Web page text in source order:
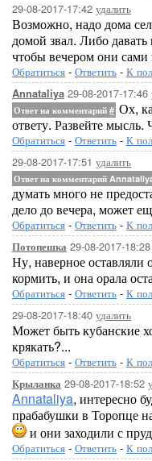
29-08-2017-17:42 удалить
Возможно, надо дома
домой звал. Либо
чтобы вечером они
Обратиться - Ответить - К
Annataliya 29-08-2017-17:46
Ответ на комментарий # Ох,
ответу. Развейте мысль.
Обратиться - Ответить - К
29-08-2017-17:51 удалить
Ответ на комментарий
думать много не
дело до вечера, может
Обратиться - Ответить - К
Потопешка 29-08-2017-18:28
Ну, наверное оставляли
кормить, и она орала
Обратиться - Ответить - К
29-08-2017-18:40 удалить
Может быть кубанские
крякать?...
Обратиться - Ответить - К
Крыланка 29-08-2017-18:52
Annataliya, интересно
прабабушки в Торопце
и они заходили с
Обратиться - Ответить - К